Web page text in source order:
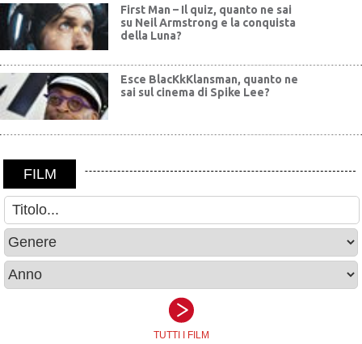
First Man – Il quiz, quanto ne sai
su Neil Armstrong e la conquista
della Luna?
Esce BlacKkKlansman, quanto ne
sai sul cinema di Spike Lee?